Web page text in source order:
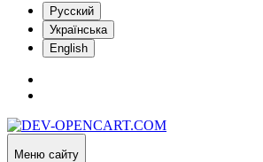
Русский
Українська
English
Меню сайту